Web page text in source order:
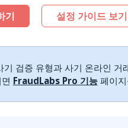
기 설정 가이드 보기
기 검증 유형과 사기 온라인
FraudLabs Pro 기능페이지